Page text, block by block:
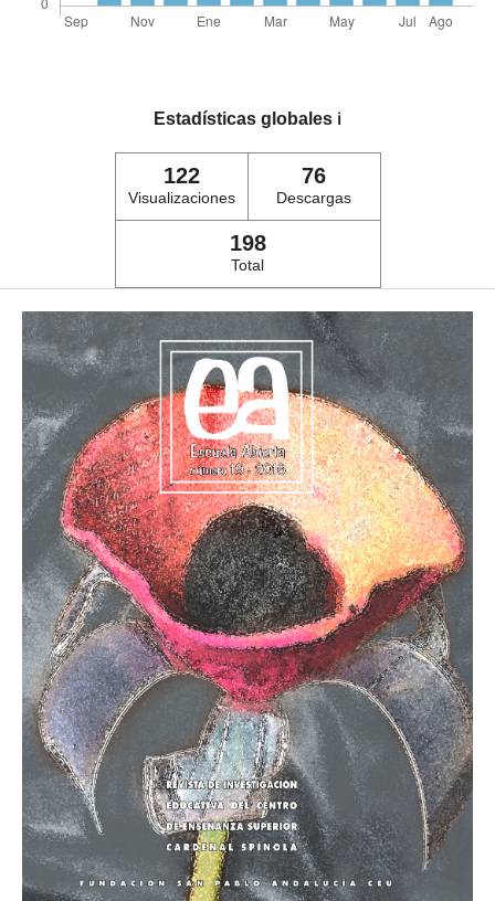
Estadísticas globales ℹ️
122
Visualizaciones
76
Descargas
198
Total